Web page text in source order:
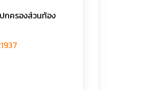
กครองส่วนท้อง